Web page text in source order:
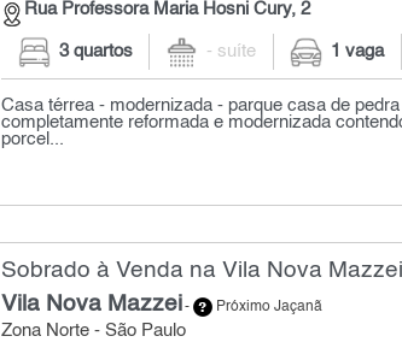
Rua Professora Maria Hosni Cury, 2
3 quartos - suíte 1 vaga
Casa térrea - modernizada - parque casa de
completamente reformada e modernizada
porcel...
Sobrado à Venda na Vila Nova
Vila Nova Mazzei- Próximo Jaçanã
Zona Norte - São Paulo